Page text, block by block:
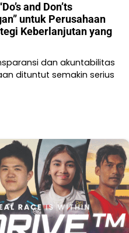
and Don’ts
untuk Perusahaan
Keberlanjutan yang
dan akuntabilitas
dituntut semakin serius